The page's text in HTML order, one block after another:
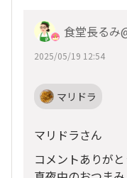
食堂長るみ
2025/05/19 12:54
マリドラ
マリドラさん
コメントありが